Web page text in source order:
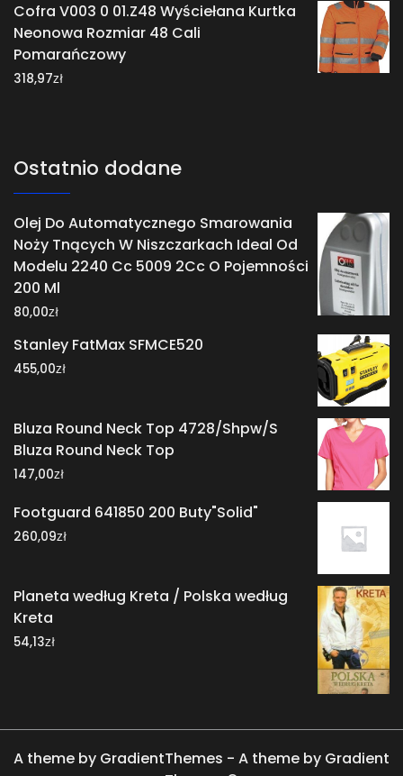
Cofra V003 0 01.Z48 Wyściełana Kurtka
Neonowa Rozmiar 48 Cali
Pomarańczowy
318,97zł
Ostatnio dodane
Olej Do Automatycznego Smarowania
Noży Tnących W Niszczarkach Ideal Od
Modelu 2240 Cc 5009 2Cc O Pojemności
200 Ml
80,00zł
Stanley FatMax SFMCE520
455,00zł
Bluza Round Neck Top 4728/Shpw/S
Bluza Round Neck Top
147,00zł
Footguard 641850 200 Buty"Solid"
260,09zł
Planeta według Kreta / Polska według
Kreta
54,13zł
A theme by GradientThemes - A theme by Gradient